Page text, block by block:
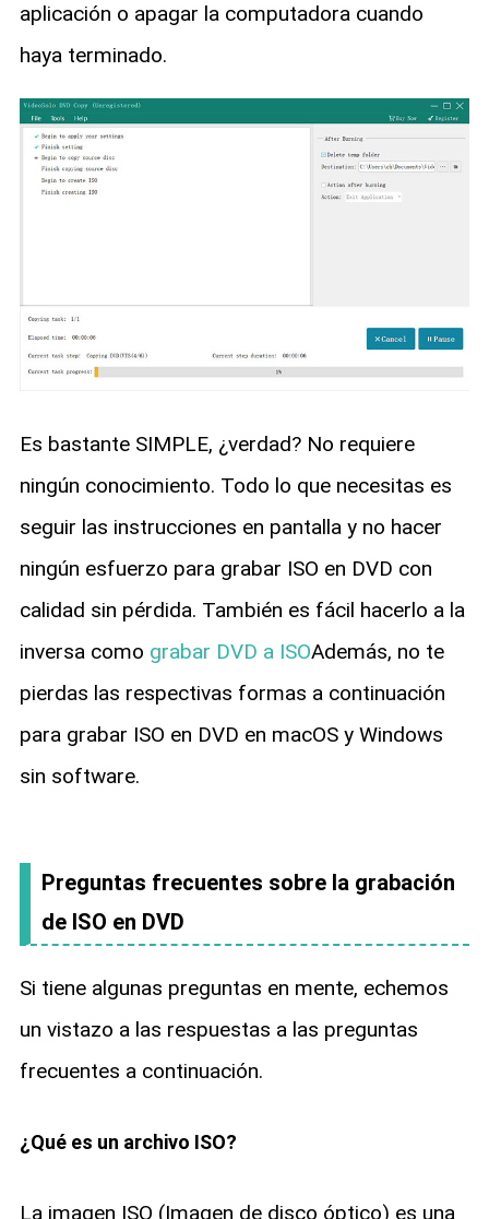
aplicación o apagar la computadora cuando
haya terminado.
Es bastante SIMPLE, ¿verdad? No requiere
ningún conocimiento. Todo lo que necesitas es
seguir las instrucciones en pantalla y no hacer
ningún esfuerzo para grabar ISO en DVD con
calidad sin pérdida. También es fácil hacerlo a la
inversa como grabar DVD a ISOAdemás, no te
pierdas las respectivas formas a continuación
para grabar ISO en DVD en macOS y Windows
sin software.
Preguntas frecuentes sobre la grabación
de ISO en DVD
Si tiene algunas preguntas en mente, echemos
un vistazo a las respuestas a las preguntas
frecuentes a continuación.
¿Qué es un archivo ISO?
La imagen ISO (Imagen de disco óptico) es una